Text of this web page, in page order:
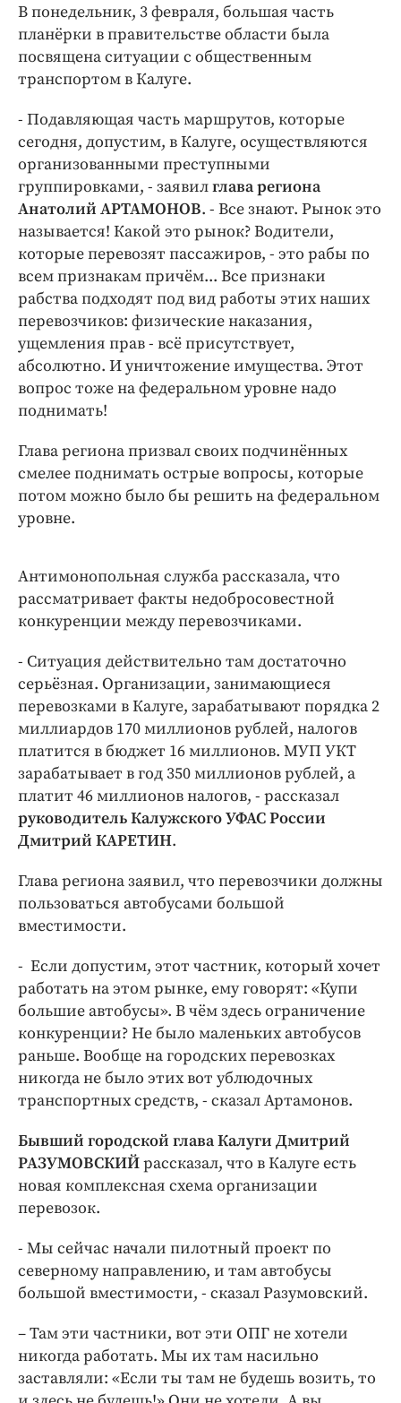
Интересное чтиво
Клиника года
Бренд года
Работодатель года
В понедельник, 3 февраля, большая часть
планёрки в правительстве области была
посвящена ситуации с общественным
транспортом в Калуге.
- Подавляющая часть маршрутов, которые
сегодня, допустим, в Калуге, осуществляются
организованными преступными
группировками, - заявилглава региона
Анатолий АРТАМОНОВ. - Все знают. Рынок это
называется! Какой это рынок? Водители,
которые перевозят пассажиров, - это рабы по
всем признакам причём... Все признаки
рабства подходят под вид работы этих наших
перевозчиков: физические наказания,
ущемления прав - всё присутствует,
абсолютно. И уничтожение имущества. Этот
вопрос тоже на федеральном уровне надо
поднимать!
Глава региона призвал своих подчинённых
смелее поднимать острые вопросы, которые
потом можно было бы решить на федеральном
уровне.
Антимонопольная служба рассказала, что
рассматривает факты недобросовестной
конкуренции между перевозчиками.
- Ситуация действительно там достаточно
серьёзная. Организации, занимающиеся
перевозками в Калуге, зарабатывают порядка 2
миллиардов 170 миллионов рублей, налогов
платится в бюджет 16 миллионов. МУП УКТ
зарабатывает в год 350 миллионов рублей, а
платит 46 миллионов налогов, - рассказал
руководитель Калужского УФАС России
Дмитрий КАРЕТИН.
Глава региона заявил, что перевозчики должны
пользоваться автобусами большой
вместимости.
- Если допустим, этот частник, который хочет
работать на этом рынке, ему говорят: «Купи
большие автобусы». В чём здесь ограничение
конкуренции? Не было маленьких автобусов
раньше. Вообще на городских перевозках
никогда не было этих вот ублюдочных
транспортных средств, - сказал Артамонов.
Бывший городской глава Калуги Дмитрий
РАЗУМОВСКИЙрассказал, что в Калуге есть
новая комплексная схема организации
перевозок.
- Мы сейчас начали пилотный проект по
северному направлению, и там автобусы
большой вместимости, - сказал Разумовский.
– Там эти частники, вот эти ОПГ не хотели
никогда работать. Мы их там насильно
заставляли: «Если ты там не будешь возить, то